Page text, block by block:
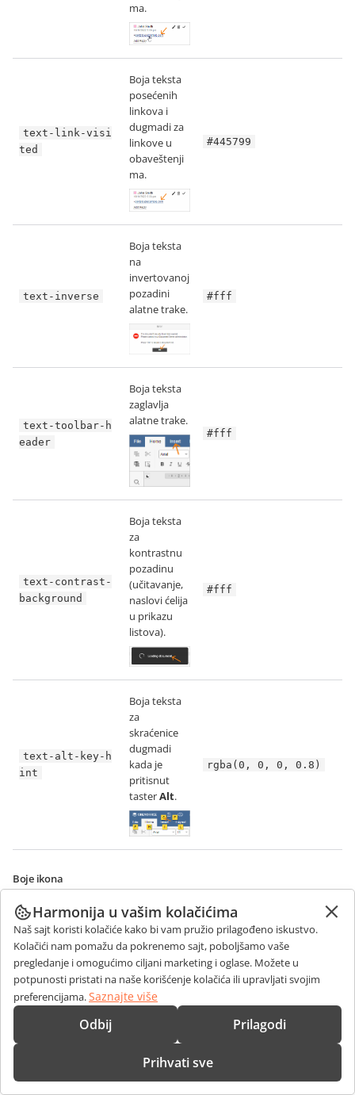
ma.
text-link-visi
ted
Boja teksta
posećenih
linkova i
dugmadi za
linkove u
obaveštenji
ma.
#445799
text-inverse
Boja teksta
na
invertovanoj
pozadini
alatne trake.
#fff
text-toolbar-h
eader
Boja teksta
zaglavlja
alatne trake.
#fff
text-contrast-
background
Boja teksta
za
kontrastnu
pozadinu
(učitavanje,
naslovi ćelija
u prikazu
listova).
#fff
text-alt-key-h
int
Boja teksta
za
skraćenice
dugmadi
kada je
pritisnut
tasterAlt.
rgba(0, 0, 0, 0.8)
Boje ikona
Parametar Opis Podrazumevano
icon-normal
Boja ikone.
#444
za aktivne
elemente
(izabrana
Harmonija u vašim kolačićima
Naš sajt koristi kolačiće kako bi vam pružio prilagođeno iskustvo.
Kolačići nam pomažu da pokrenemo sajt, poboljšamo vaše
pregledanje i omogućimo ciljani marketing i oglase. Možete u
potpunosti pristati na naše korišćenje kolačića ili upravljati svojim
preferencijama.Saznajte više
Odbij Prilagodi
Prihvati sve